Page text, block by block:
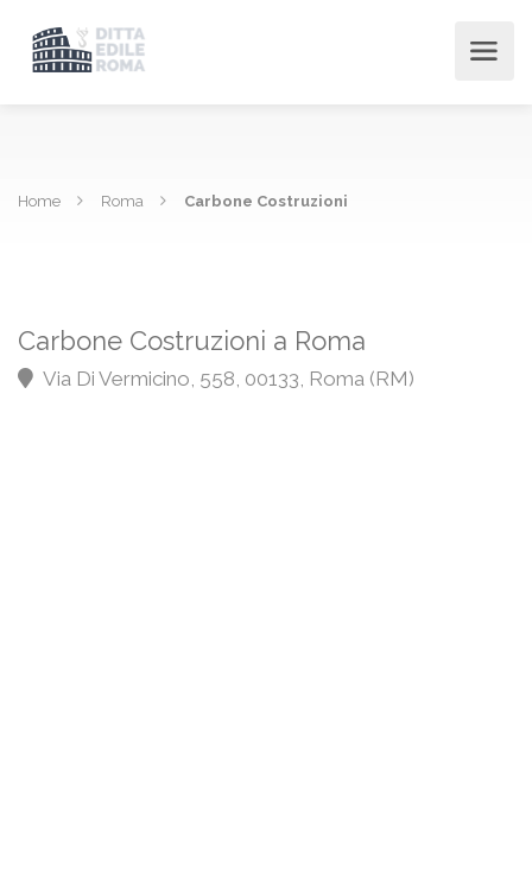
Home Roma Carbone Costruzioni
Carbone Costruzioni a Roma
Via Di Vermicino, 558, 00133, Roma (RM)